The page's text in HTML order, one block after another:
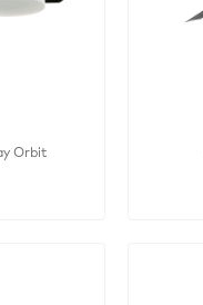
Orbit